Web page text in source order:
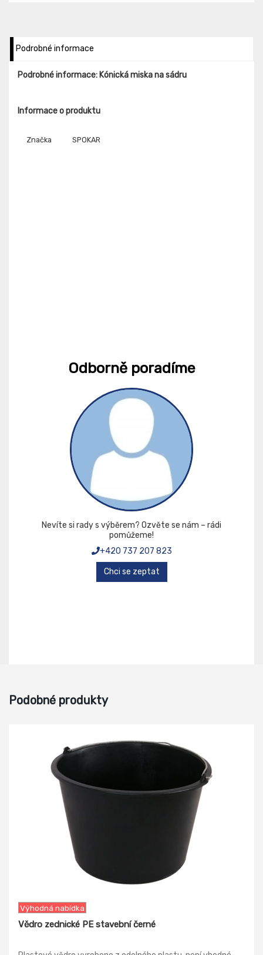
Podrobné informace
Podrobné informace: Kónická miska na sádru
Informace o produktu
Značka SPOKAR
Odborně poradíme
Nevíte si rady s výběrem? Ozvěte se nám – rádi
pomůžeme!
+420 737 207 823
Chci se zeptat
Podobné produkty
Výhodná nabídka
Vědro zednické PE stavební černé